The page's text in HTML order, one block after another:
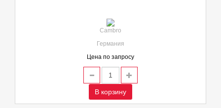
Cambro
Германия
Цена по запросу
В корзину